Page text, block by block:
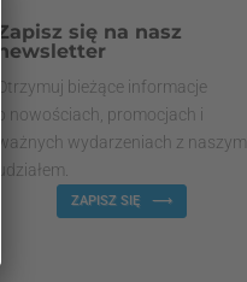
Zapisz się na nasz
newsletter
Otrzymuj bieżące informacje
o nowościach, promocjach i
ważnych wydarzeniach z naszym
udziałem.
ZAPISZ SIĘ